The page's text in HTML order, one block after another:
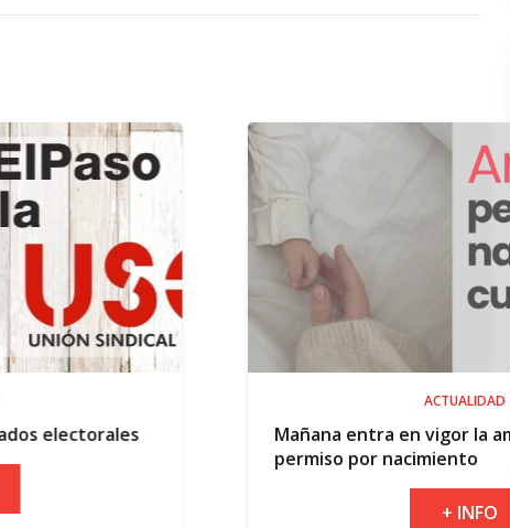
Mañana entra en vigor la ampliación del
permiso por nacimiento